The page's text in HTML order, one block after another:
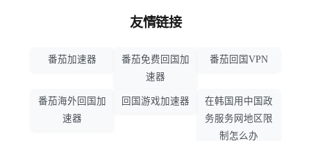
友情链接
番茄加速器
番茄免费回国加
速器
番茄回国VPN
番茄海外回国加
速器
回国游戏加速器
在韩国用中国政
务服务网地区限
制怎么办